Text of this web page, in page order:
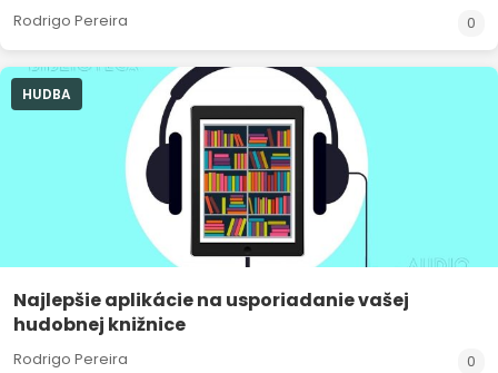
Rodrigo Pereira 0
HUDBA
Najlepšie aplikácie na usporiadanie vašej
hudobnej knižnice
Rodrigo Pereira 0